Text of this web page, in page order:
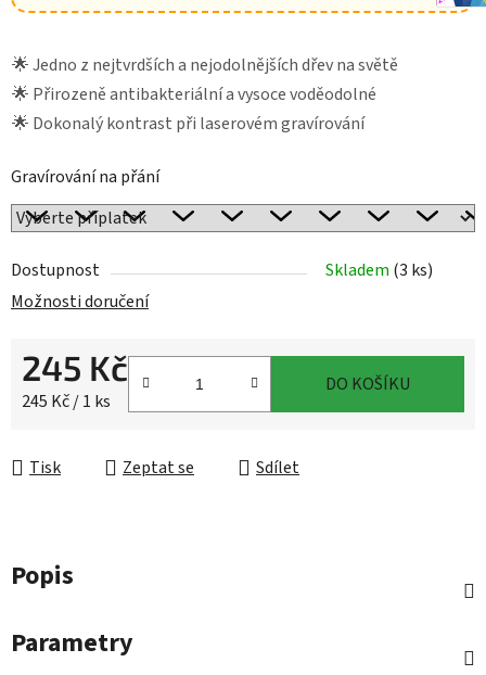
Jedno z nejtvrdších a nejodolnějších dřev na světě
Přirozeně antibakteriální a vysoce voděodolné
Dokonalý kontrast při laserovém gravírování
Gravírování na přání
Dostupnost Skladem (3 ks)
Možnosti doručení
245 Kč
Měrná cena:
245 Kč / 1 ks
DO KOŠÍKU
Tisk Zeptat se Sdílet
Popis
Parametry